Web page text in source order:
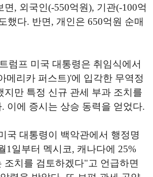
면, 외국인(-550억원), 기관(-100억
했다. 반면, 개인은 650억원 순매
럼프 미국 대통령은 취임식에서
메리카 퍼스트)'에 입각한 무역정
지만 특정 신규 관세 부과 조치를
이에 증시는 상승 동력을 얻었다.
국 대통령이 백악관에서 행정명
1일부터 멕시코, 캐나다에 25%
조치를 검토하겠다"고 언급하면